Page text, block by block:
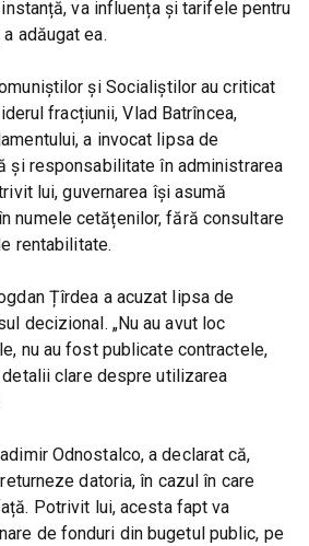
va influența și tarifele pentru
adăugat ea.
și Socialiștilor au criticat
fracțiunii, Vlad Batrîncea,
a invocat lipsa de
și responsabilitate în administrarea
lui, guvernarea își asumă
numele cetățenilor, fără consultare
rentabilitate.
Țîrdea a acuzat lipsa de
decizional. „Nu au avut loc
nu au fost publicate contractele,
clare despre utilizarea
Odnostalco, a declarat că,
datoria, în cazul în care
Potrivit lui, acesta fapt va
de fonduri din bugetul public, pe